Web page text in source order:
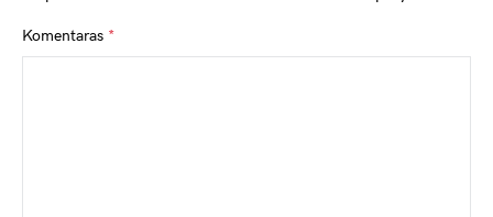
Komentaras *